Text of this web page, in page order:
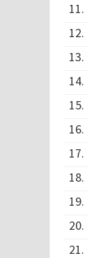
11.
12.
13.
14.
15.
16.
17.
18.
19.
20.
21.